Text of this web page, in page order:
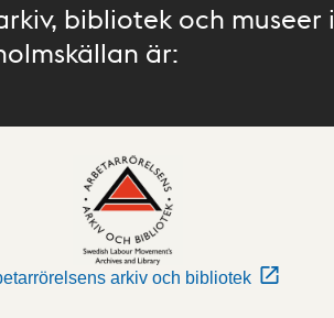
bibliotek och museer i
är:
arkiv och bibliotek